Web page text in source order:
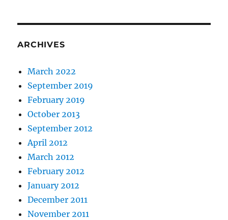
ARCHIVES
March 2022
September 2019
February 2019
October 2013
September 2012
April 2012
March 2012
February 2012
January 2012
December 2011
November 2011